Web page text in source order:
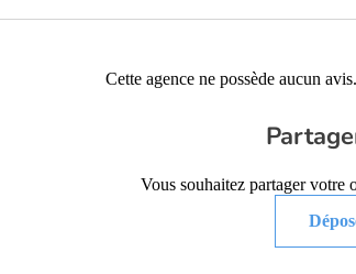
Cette agence ne possède aucun
Vous souhaitez partager votre